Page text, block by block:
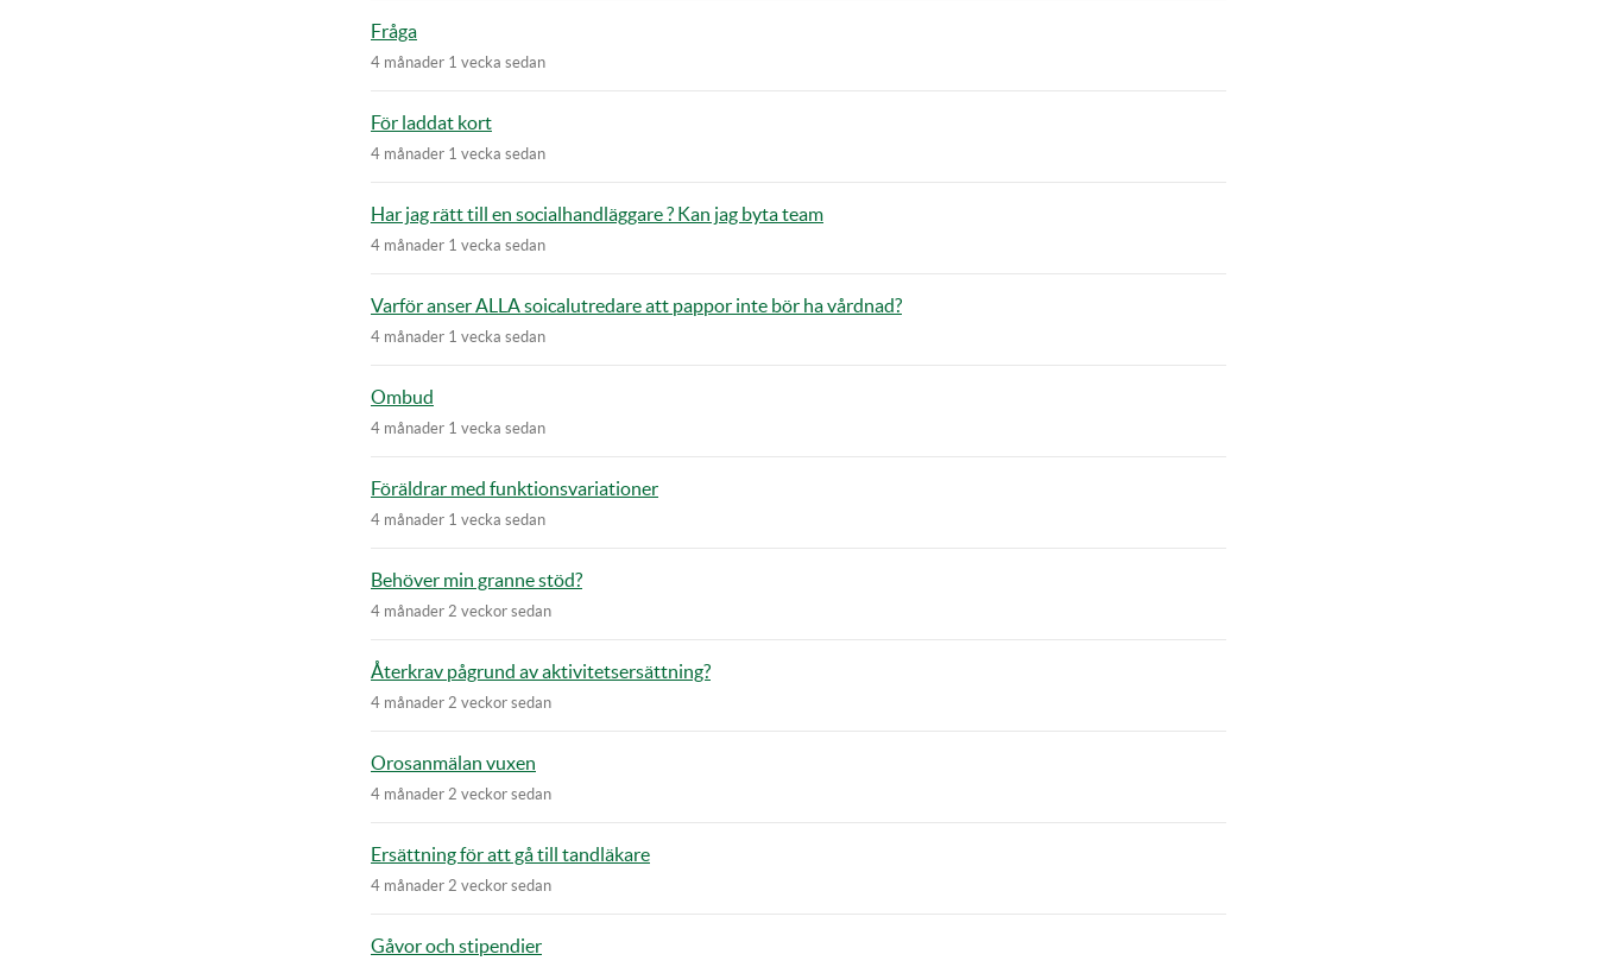
Fråga
4 månader 1 vecka sedan
För laddat kort
4 månader 1 vecka sedan
Har jag rätt till en socialhandläggare ? Kan jag byta team
4 månader 1 vecka sedan
Varför anser ALLA soicalutredare att pappor inte bör ha vårdnad?
4 månader 1 vecka sedan
Ombud
4 månader 1 vecka sedan
Föräldrar med funktionsvariationer
4 månader 1 vecka sedan
Behöver min granne stöd?
4 månader 2 veckor sedan
Återkrav pågrund av aktivitetsersättning?
4 månader 2 veckor sedan
Orosanmälan vuxen
4 månader 2 veckor sedan
Ersättning för att gå till tandläkare
4 månader 2 veckor sedan
Gåvor och stipendier